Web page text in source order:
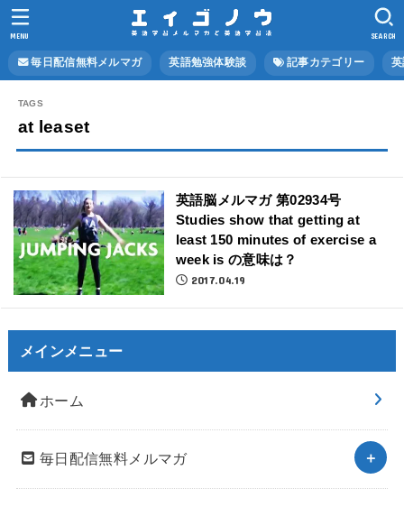
毎日配信無料メルマガ 英語勉強体験談 記事カテゴリー
SEARCH
MENU
at leaset
英語脳メルマガ 第02934号
Studies show that getting at
least 150 minutes of exercise a
week is の意味は？
2017.04.19
メインメニュー
ホーム
毎日配信無料メルマガ